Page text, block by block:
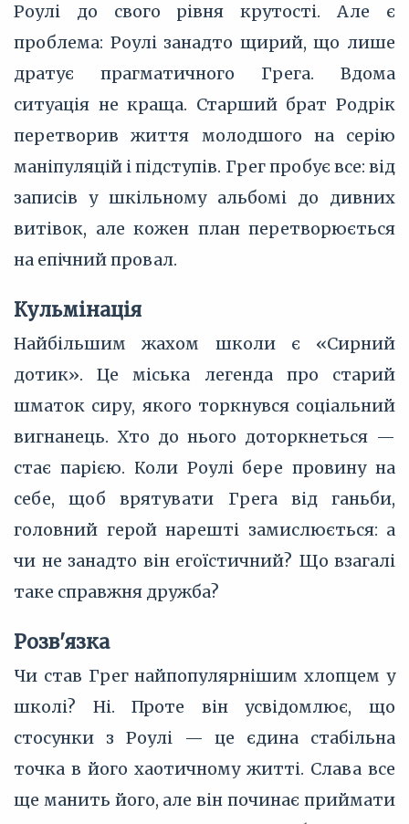
Роулі до свого рівня крутості. Але є
проблема: Роулі занадто щирий, що лише
дратує прагматичного Грега. Вдома
ситуація не краща. Старший брат Родрік
перетворив життя молодшого на серію
маніпуляцій і підступів. Грег пробує все: від
записів у шкільному альбомі до дивних
витівок, але кожен план перетворюється
на епічний провал.
Кульмінація
Найбільшим жахом школи є «Сирний
дотик». Це міська легенда про старий
шматок сиру, якого торкнувся соціальний
вигнанець. Хто до нього доторкнеться —
стає парією. Коли Роулі бере провину на
себе, щоб врятувати Грега від ганьби,
головний герой нарешті замислюється: а
чи не занадто він егоїстичний? Що взагалі
таке справжня дружба?
Розв'язка
Чи став Грег найпопулярнішим хлопцем у
школі? Ні. Проте він усвідомлює, що
стосунки з Роулі — це єдина стабільна
точка в його хаотичному житті. Слава все
ще манить його, але він починає приймати